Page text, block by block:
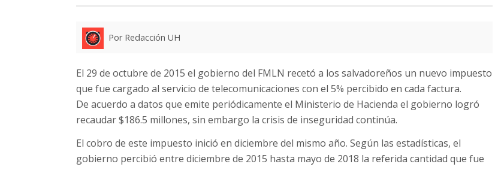
Por Redacción UH
El 29 de octubre de 2015 el gobierno del FMLN recetó a los salvadoreños un nuevo impuesto
que fue cargado al servicio de telecomunicaciones con el 5% percibido en cada factura.
De acuerdo a datos que emite periódicamente el Ministerio de Hacienda el gobierno logró
recaudar $186.5 millones, sin embargo la crisis de inseguridad continúa.
El cobro de este impuesto inició en diciembre del mismo año. Según las estadísticas, el
gobierno percibió entre diciembre de 2015 hasta mayo de 2018 la referida cantidad que fue